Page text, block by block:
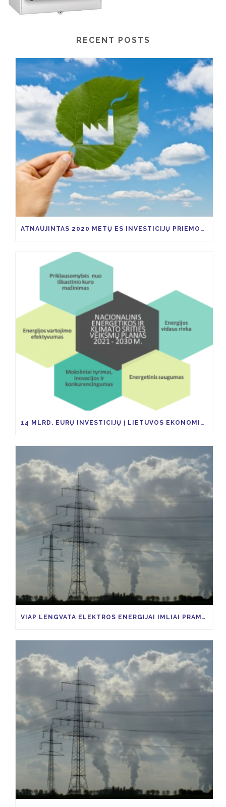
RECENT POSTS
ATNAUJINTAS 2020 METŲ ES INVESTICIJŲ PRIEMONIŲ KVIETIMŲ TEIKTI PARAIŠKAS PLANAS
14 MLRD. EURŲ INVESTICIJŲ Į LIETUVOS EKONOMIKĄ TAM KAD IKI 2030 M. ŠESD SUMAŽĖTŲ 9 PROC.
VIAP LENGVATA ELEKTROS ENERGIJAI IMLIAI PRAMONEI